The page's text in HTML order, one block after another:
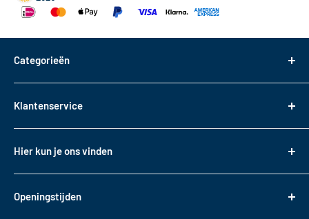
Categorieën
Dakdragers
Fietsendragers
Reistassen
Daktransport voor bedrijfswagens
Klantenservice
Over ons
Bezorgen & Afhalen
Hier kun je ons vinden
Tasveld 14
3417XS Montfoort
Openingstijden